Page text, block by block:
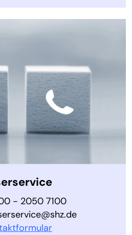
- 2050 7100